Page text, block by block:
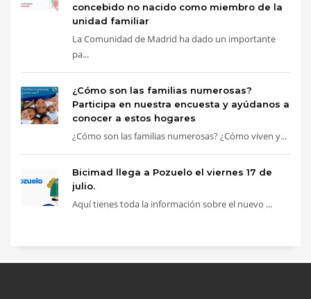
concebido no nacido como miembro de la
unidad familiar
La Comunidad de Madrid ha dado un importante
pa...
¿Cómo son las familias numerosas?
Participa en nuestra encuesta y ayúdanos a
conocer a estos hogares
¿Cómo son las familias numerosas? ¿Cómo viven y...
Bicimad llega a Pozuelo el viernes 17 de
julio.
Aquí tienes toda la información sobre el nuevo ...